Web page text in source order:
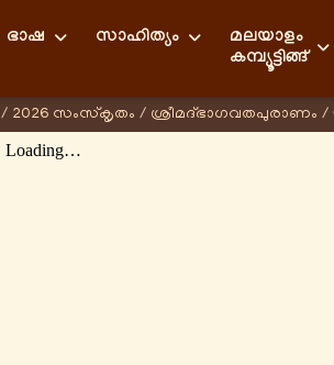
ഭാഷ സാഹിത്യം
മലയാളം
കമ്പ്യൂട്ടിങ്ങ്
/ 2026 സംസ്കൃതം / ശ്രീമദ്ഭാഗവതപുരാണം /